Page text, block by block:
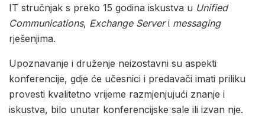
IT stručnjak s preko 15 godina iskustva u Unified
Communications, Exchange Serveri messaging
rješenjima.
Upoznavanje i druženje neizostavni su aspekti
konferencije, gdje će učesnici i predavači imati priliku
provesti kvalitetno vrijeme razmjenjujući znanje i
iskustva, bilo unutar konferencijske sale ili izvan nje.